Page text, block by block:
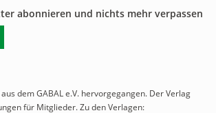
abonnieren und nichts mehr verpassen
dem GABAL e.V. hervorgegangen. Der Verlag
für Mitglieder. Zu den Verlagen: